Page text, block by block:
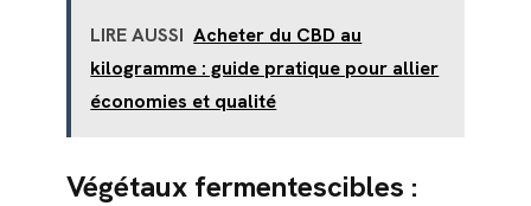
LIRE AUSSI Acheter du CBD au
kilogramme : guide pratique pour allier
économies et qualité
Végétaux fermentescibles :